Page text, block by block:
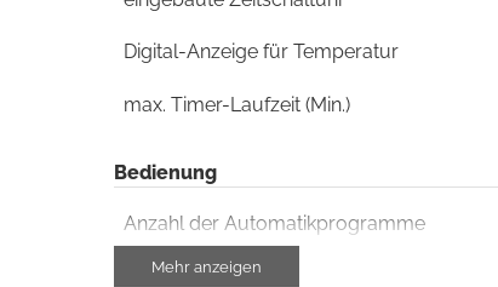
Digital-Anzeige für Temperatur
max. Timer-Laufzeit (Min.)
Bedienung
Anzahl der Automatikprogramme
Mehr anzeigen